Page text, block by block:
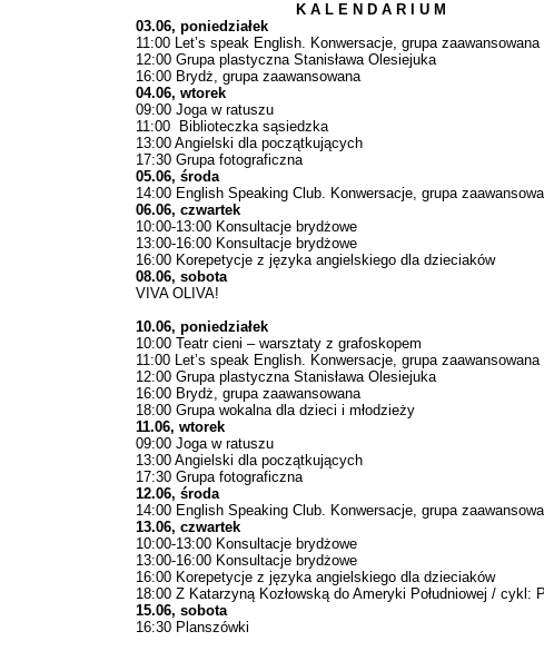
K A L E N D A R I U M
03.06, poniedziałek
11:00 Let’s speak English. Konwersacje, grupa zaawansowana
12:00 Grupa plastyczna Stanisława Olesiejuka
16:00 Brydż, grupa zaawansowana
04.06, wtorek
09:00 Joga w ratuszu
11:00 Biblioteczka sąsiedzka
13:00 Angielski dla początkujących
17:30 Grupa fotograficzna
05.06, środa
14:00 English Speaking Club. Konwersacje, grupa
06.06, czwartek
10:00-13:00 Konsultacje brydżowe
13:00-16:00 Konsultacje brydżowe
16:00 Korepetycje z języka angielskiego dla dzieciaków
08.06, sobota
VIVA OLIVA!
10.06, poniedziałek
10:00 Teatr cieni – warsztaty z grafoskopem
11:00 Let’s speak English. Konwersacje, grupa zaawansowana
12:00 Grupa plastyczna Stanisława Olesiejuka
16:00 Brydż, grupa zaawansowana
18:00 Grupa wokalna dla dzieci i młodzieży
11.06, wtorek
09:00 Joga w ratuszu
13:00 Angielski dla początkujących
17:30 Grupa fotograficzna
12.06, środa
14:00 English Speaking Club. Konwersacje, grupa
13.06, czwartek
10:00-13:00 Konsultacje brydżowe
13:00-16:00 Konsultacje brydżowe
16:00 Korepetycje z języka angielskiego dla dzieciaków
18:00 Z Katarzyną Kozłowską do Ameryki Południowej / cykl:
15.06, sobota
16:30 Planszówki